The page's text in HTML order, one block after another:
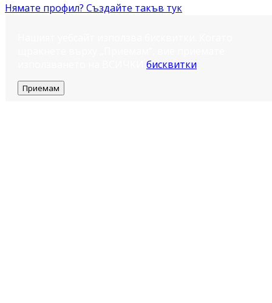
Нямате профил? Създайте такъв тук
бисквитки
Приемам